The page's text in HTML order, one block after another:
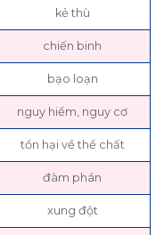
kẻ thù
chiến binh
bạo loạn
nguy hiểm, nguy cơ
tổn hại về thể chất
đàm phán
xung đột